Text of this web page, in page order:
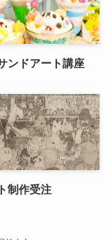
ンドアート講座
制作受注